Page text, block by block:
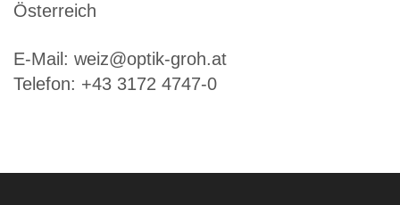
Österreich
E-Mail: weiz@optik-groh.at
Telefon: +43 3172 4747-0